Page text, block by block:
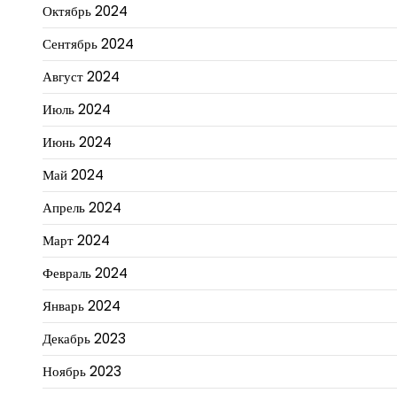
Октябрь 2024
Сентябрь 2024
Август 2024
Июль 2024
Июнь 2024
Май 2024
Апрель 2024
Март 2024
Февраль 2024
Январь 2024
Декабрь 2023
Ноябрь 2023